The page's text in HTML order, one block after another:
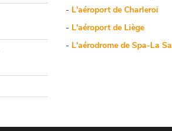
- L'aéroport de Charleroi
- L'aéroport de Liège
- L'aérodrome de Spa-La